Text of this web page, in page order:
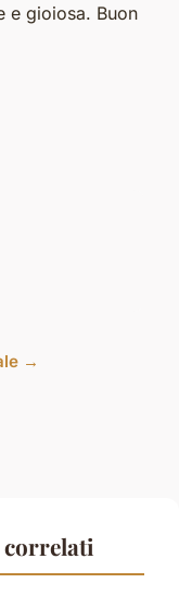
e gioiosa. Buon
→